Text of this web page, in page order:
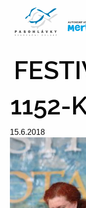
1152-
15.6.2018